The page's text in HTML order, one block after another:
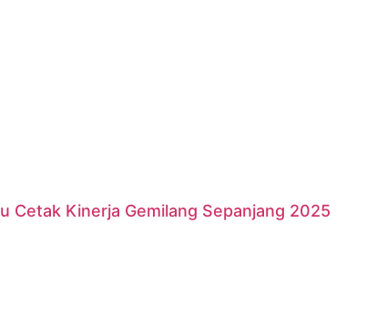
Cetak Kinerja Gemilang Sepanjang 2025